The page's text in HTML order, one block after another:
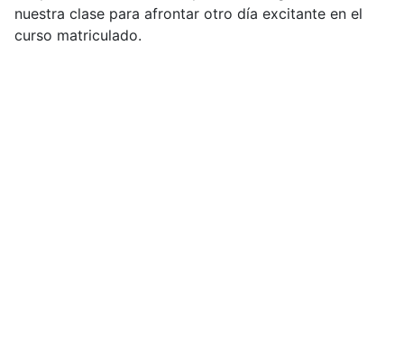
nuestra clase para afrontar otro día excitante en el
curso matriculado.